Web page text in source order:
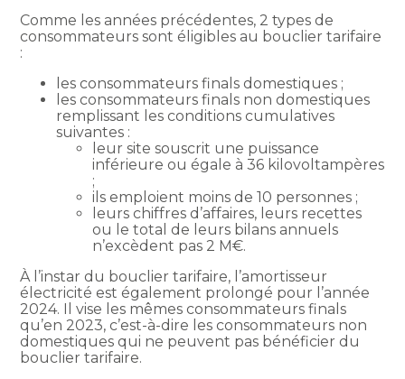
Comme les années précédentes, 2 types de
consommateurs sont éligibles au bouclier tarifaire
:
les consommateurs finals domestiques ;
les consommateurs finals non domestiques
remplissant les conditions cumulatives
suivantes :
leur site souscrit une puissance
inférieure ou égale à 36 kilovoltampères
;
ils emploient moins de 10 personnes ;
leurs chiffres d’affaires, leurs recettes
ou le total de leurs bilans annuels
n’excèdent pas 2 M€.
À l’instar du bouclier tarifaire, l’amortisseur
électricité est également prolongé pour l’année
2024. Il vise les mêmes consommateurs finals
qu’en 2023, c’est-à-dire les consommateurs non
domestiques qui ne peuvent pas bénéficier du
bouclier tarifaire.